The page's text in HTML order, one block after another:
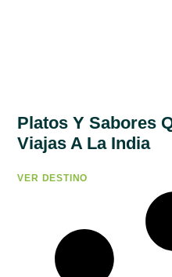
Platos Y Sabores
Viajas A La India
VER DESTINO